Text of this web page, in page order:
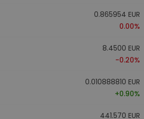
0.865954 EUR
0.00%
8.4500 EUR
-0.20%
0.010888810 EUR
+0.90%
441.570 EUR